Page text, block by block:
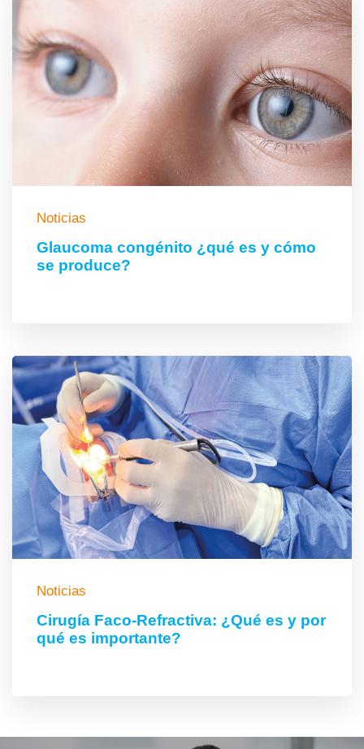
Noticias
Glaucoma congénito ¿qué es y cómo
se produce?
Noticias
Cirugía Faco-Refractiva: ¿Qué es y por
qué es importante?